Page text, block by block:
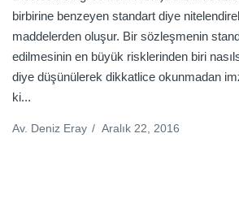
birbirine benzeyen standart diye
maddelerden oluşur. Bir sözleşmenin
edilmesinin en büyük risklerinden biri
diye düşünülerek dikkatlice okunmadan
ki...
Av. Deniz Eray / Aralık 22, 2016